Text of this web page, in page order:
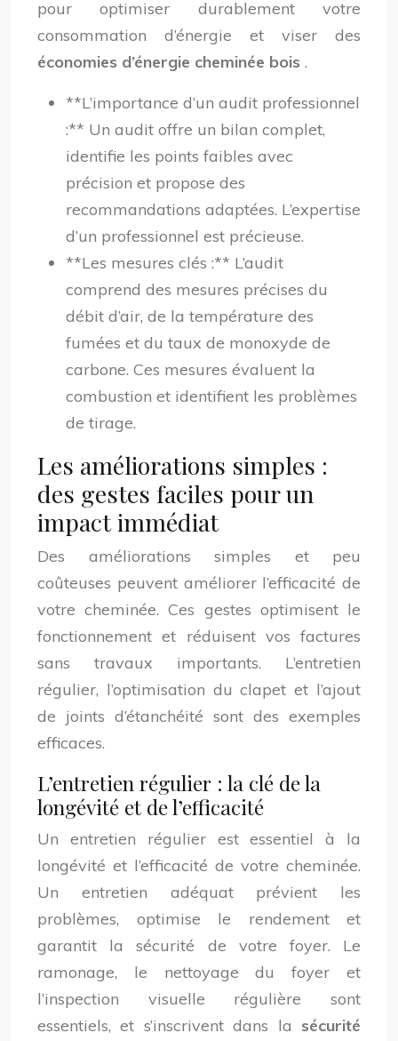
pour optimiser durablement votre
consommation d’énergie et viser des
économies d’énergie cheminée bois .
**L’importance d’un audit professionnel
:** Un audit offre un bilan complet,
identifie les points faibles avec
précision et propose des
recommandations adaptées. L’expertise
d’un professionnel est précieuse.
**Les mesures clés :** L’audit
comprend des mesures précises du
débit d’air, de la température des
fumées et du taux de monoxyde de
carbone. Ces mesures évaluent la
combustion et identifient les problèmes
de tirage.
Les améliorations simples :
des gestes faciles pour un
impact immédiat
Des améliorations simples et peu
coûteuses peuvent améliorer l’efficacité de
votre cheminée. Ces gestes optimisent le
fonctionnement et réduisent vos factures
sans travaux importants. L’entretien
régulier, l’optimisation du clapet et l’ajout
de joints d’étanchéité sont des exemples
efficaces.
L’entretien régulier : la clé de la
longévité et de l’efficacité
Un entretien régulier est essentiel à la
longévité et l’efficacité de votre cheminée.
Un entretien adéquat prévient les
problèmes, optimise le rendement et
garantit la sécurité de votre foyer. Le
ramonage, le nettoyage du foyer et
l’inspection visuelle régulière sont
essentiels, et s’inscrivent dans la sécurité